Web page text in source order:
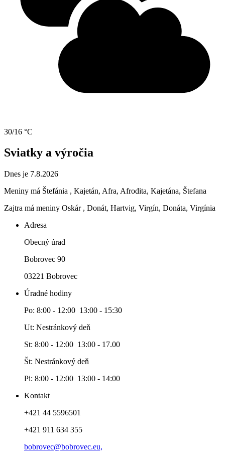
30/16 °C
Sviatky a výročia
Dnes je 7.8.2026
Meniny má Štefánia , Kajetán, Afra, Afrodita, Kajetána, Štefana
Zajtra má meniny Oskár , Donát, Hartvig, Virgín, Donáta, Virgínia
Adresa
Obecný úrad
Bobrovec 90
03221 Bobrovec
Úradné hodiny
Po: 8:00 - 12:00 13:00 - 15:30
Ut: Nestránkový deň
St: 8:00 - 12:00 13:00 - 17.00
Št: Nestránkový deň
Pi: 8:00 - 12:00 13:00 - 14:00
Kontakt
+421 44 5596501
+421 911 634 355
bobrovec@bobrovec.eu,